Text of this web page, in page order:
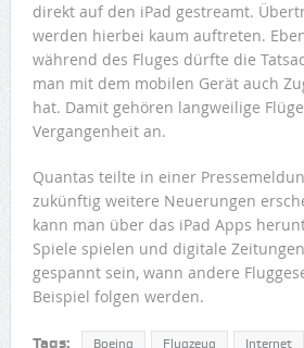
direkt auf den iPad gestreamt.
werden hierbei kaum auftreten.
während des Fluges dürfte die
man mit dem mobilen Gerät auch
hat. Damit gehören langweilige
Vergangenheit an.
Quantas teilte in einer
zukünftig weitere Neuerungen
kann man über das iPad Apps
Spiele spielen und digitale
gespannt sein, wann andere
Beispiel folgen werden.
Tags: Boeing Flugzeug Internet